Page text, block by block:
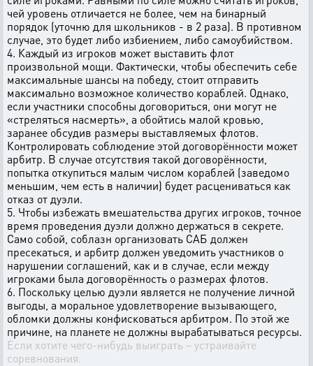
чей уровень отличается не более, чем на бинарный
порядок (уточню для школьников - в 2 раза). В противном
случае, это будет либо избиением, либо самоубийством.
4. Каждый из игроков может выставить флот
произвольной мощи. Фактически, чтобы обеспечить себе
максимальные шансы на победу, стоит отправить
максимально возможное количество кораблей. Однако,
если участники способны договориться, они могут не
«стреляться насмерть», а обойтись малой кровью,
заранее обсудив размеры выставляемых флотов.
Контролировать соблюдение этой договорённости может
арбитр. В случае отсутствия такой договорённости,
попытка откупиться малым числом кораблей (заведомо
меньшим, чем есть в наличии) будет расцениваться как
отказ от дуэли.
5. Чтобы избежать вмешательства других игроков, точное
время проведения дуэли должно держаться в секрете.
Само собой, соблазн организовать САБ должен
пресекаться, и арбитр должен уведомить участников о
нарушении соглашений, как и в случае, если между
игроками была договорённость о размерах флотов.
6. Поскольку целью дуэли является не получение личной
выгоды, а моральное удовлетворение вызывающего,
обломки должны конфисковаться арбитром. По этой же
причине, на планете не должны вырабатываться ресурсы.
Если хотите чего-нибудь выиграть – устраивайте
соревнования.